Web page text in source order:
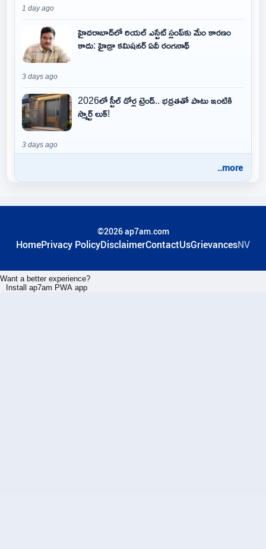
1 day ago
హైదరాబాద్‌లో రియల్ ఎస్టేట్ స్లంప్‌కు మేం కారణం
కాదు: హైడ్రా కమిషనర్ ఏవీ రంగనాథ్
3 days ago
2026లో స్టీల్ డోర్ల ట్రెండ్.. భద్రతతో పాటు ఇంటికి
స్మార్ట్ లుక్!
3 days ago
..more
©2026 ap7am.com
HomePrivacy PolicyDisclaimerContactUsGrievancesNV
Want a better experience?
Install ap7am PWA app